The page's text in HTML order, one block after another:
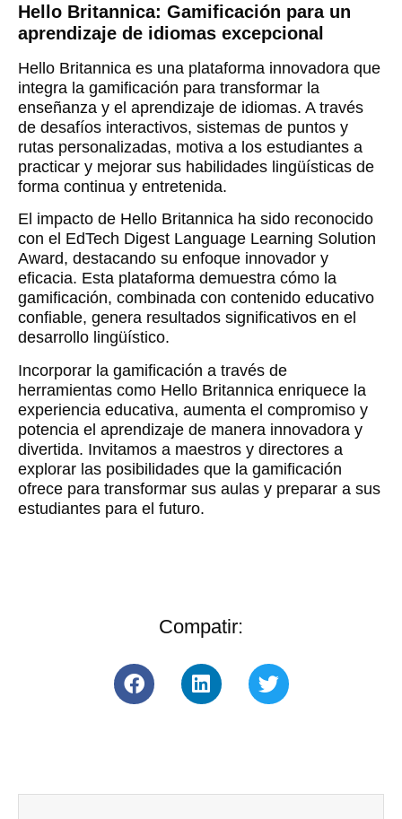
Hello Britannica: Gamificación para un
aprendizaje de idiomas excepcional
Hello Britannica es una plataforma innovadora que
integra la gamificación para transformar la
enseñanza y el aprendizaje de idiomas. A través
de desafíos interactivos, sistemas de puntos y
rutas personalizadas, motiva a los estudiantes a
practicar y mejorar sus habilidades lingüísticas de
forma continua y entretenida.
El impacto de Hello Britannica ha sido reconocido
con el EdTech Digest Language Learning Solution
Award, destacando su enfoque innovador y
eficacia. Esta plataforma demuestra cómo la
gamificación, combinada con contenido educativo
confiable, genera resultados significativos en el
desarrollo lingüístico.
Incorporar la gamificación a través de
herramientas como Hello Britannica enriquece la
experiencia educativa, aumenta el compromiso y
potencia el aprendizaje de manera innovadora y
divertida. Invitamos a maestros y directores a
explorar las posibilidades que la gamificación
ofrece para transformar sus aulas y preparar a sus
estudiantes para el futuro.
Compatir: